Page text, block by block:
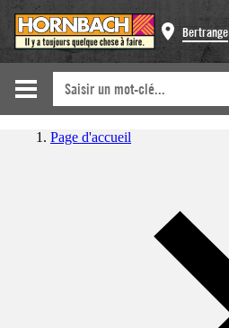
Bertrange
Page d'accueil